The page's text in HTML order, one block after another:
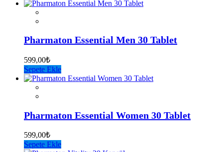
Pharmaton Essential Men 30 Tablet
599,00₺
Sepete Ekle
Pharmaton Essential Women 30 Tablet
599,00₺
Sepete Ekle